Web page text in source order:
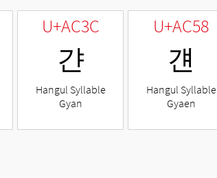
U+AC3C
갼
Hangul Syllable
Gyan
U+AC58
걘
Hangul Syllable
Gyaen